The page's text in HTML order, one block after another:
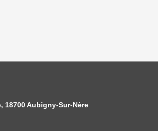
18700 Aubigny-Sur-Nère